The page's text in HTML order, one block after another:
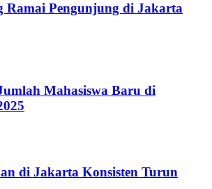
Ramai Pengunjung di Jakarta
Mahasiswa Baru di
di Jakarta Konsisten Turun